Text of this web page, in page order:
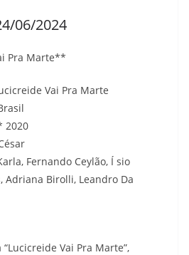
06/2024
Pra Marte**
Vai Pra Marte
2020
Fernando Ceylão, Í sio
Adriana Birolli, Leandro Da
Vai Pra Marte”,